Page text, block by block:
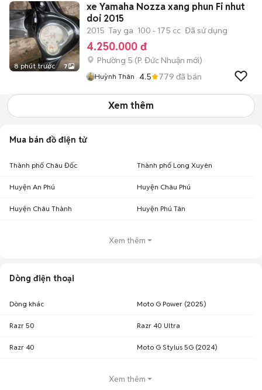
8 phút trước 7
xe Yamaha Nozza xang phun Fi nhut
doi 2015
2015 Tay ga 100 - 175 cc Đã sử dụng
4.250.000 đ
Phường 5 (P. Đức Nhuận mới)
Huỳnh Thân 4.5 779 đã bán
Xem thêm
Mua bán đồ điện tử
Thành phố Châu Đốc Thành phố Long Xuyên
Huyện An Phú Huyện Châu Phú
Huyện Châu Thành Huyện Phú Tân
Xem thêm
Dòng điện thoại
Dòng khác Moto G Power (2025)
Razr 50 Razr 40 Ultra
Razr 40 Moto G Stylus 5G (2024)
Xem thêm